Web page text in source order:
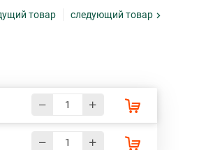
товар следующий товар